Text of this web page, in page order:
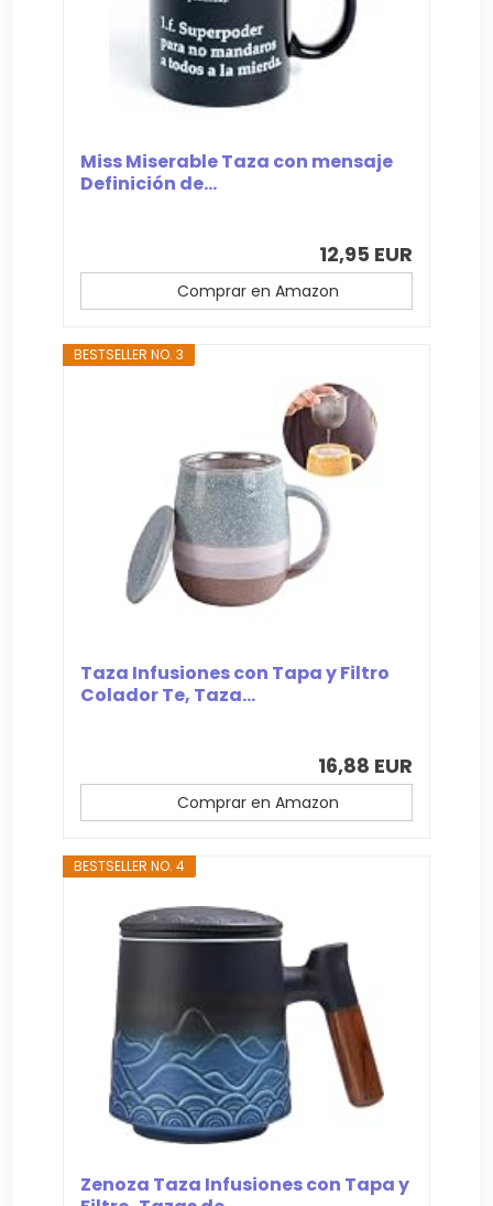
Miss Miserable Taza con mensaje
Definición de...
12,95 EUR
Comprar en Amazon
BESTSELLER NO. 3
Taza Infusiones con Tapa y Filtro
Colador Te, Taza...
16,88 EUR
Comprar en Amazon
BESTSELLER NO. 4
Zenoza Taza Infusiones con Tapa y